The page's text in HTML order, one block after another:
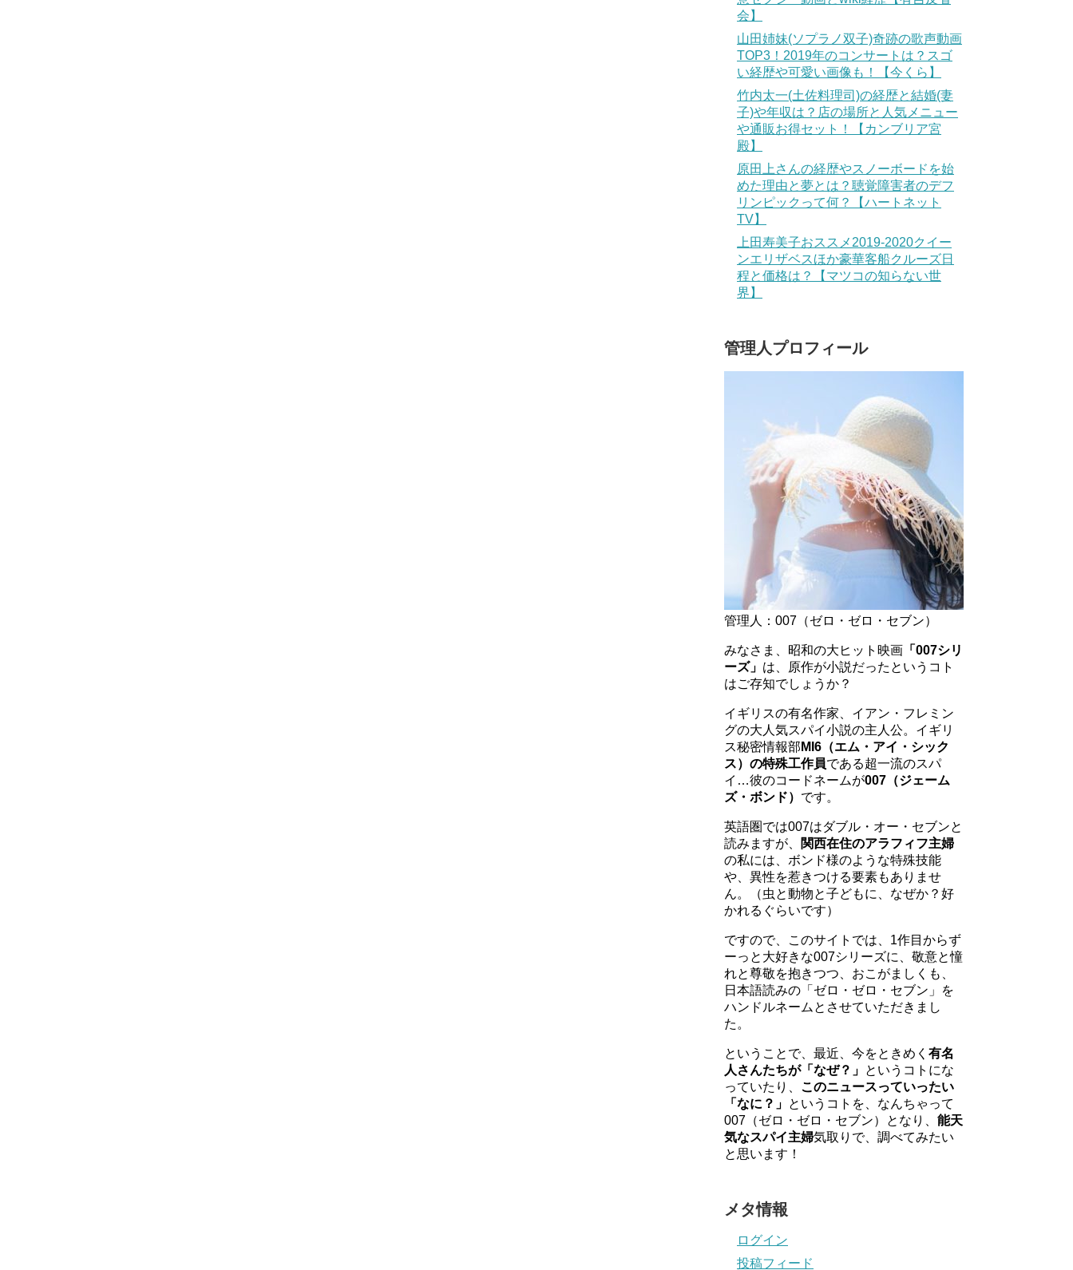
会】
山田姉妹(ソプラノ双子)奇跡の歌声動画
TOP3！2019年のコンサートは？スゴ
い経歴や可愛い画像も！【今くら】
竹内太一(土佐料理司)の経歴と結婚(妻
子)や年収は？店の場所と人気メニュー
や通販お得セット！【カンブリア宮
殿】
原田上さんの経歴やスノーボードを始
めた理由と夢とは？聴覚障害者のデフ
リンピックって何？【ハートネット
TV】
上田寿美子おススメ2019-2020クイー
ンエリザベスほか豪華客船クルーズ日
程と価格は？【マツコの知らない世
界】
管理人プロフィール
管理人：007（ゼロ・ゼロ・セブン）
みなさま、昭和の大ヒット映画 「007シリ
ーズ」 は、原作が小説だったというコト
はご存知でしょうか？
イギリスの有名作家、イアン・フレミン
グの大人気スパイ小説の主人公。イギリ
ス秘密情報部 MI6（エム・アイ・シック
ス）の特殊工作員である超一流のスパ
イ…彼のコードネームが007（ジェーム
ズ・ボンド） です。
英語圏では007はダブル・オー・セブンと
読みますが、
関西在住のアラフィフ主婦
の私には、ボンド様のような特殊技能
や、異性を惹きつける要素もありませ
ん。（虫と動物と子どもに、なぜか？好
かれるぐらいです）
ですので、このサイトでは、1作目からず
ーっと大好きな007シリーズに、敬意と憧
れと尊敬を抱きつつ、おこがましくも、
日本語読みの「ゼロ・ゼロ・セブン」を
ハンドルネームとさせていただきまし
た。
ということで、最近、今をときめく 有名
人さんたちが「なぜ？」 というコトにな
っていたり、 このニュースっていったい
「なに？」 というコトを、なんちゃって
007（ゼロ・ゼロ・セブン）となり、 能天
気なスパイ主婦気取りで、調べてみたい
と思います！
メタ情報
ログイン
投稿フィード